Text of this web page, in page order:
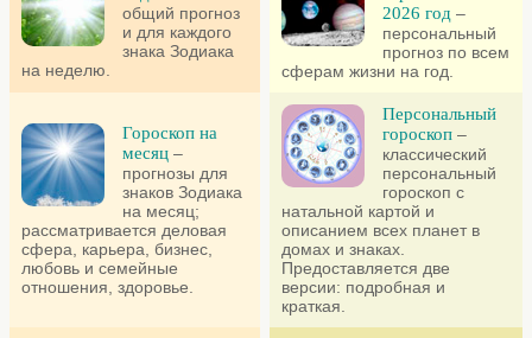
общий прогноз
и для каждого
знака Зодиака
на неделю.
2026 год –
персональный
прогноз по всем
сферам жизни на год.
Гороскоп на
месяц –
прогнозы для
знаков Зодиака
на месяц;
рассматривается деловая
сфера, карьера, бизнес,
любовь и семейные
отношения, здоровье.
Персональный
гороскоп –
классический
персональный
гороскоп с
натальной картой и
описанием всех планет в
домах и знаках.
Предоставляется две
версии: подробная и
краткая.